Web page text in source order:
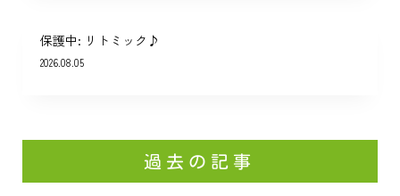
保護中: リトミック♪
2026.08.05
過去の記事